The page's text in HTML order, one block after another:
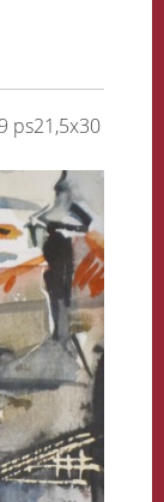
ps21,5x30